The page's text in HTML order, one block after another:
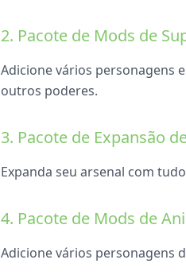
2. Pacote de Mods de
Adicione vários personagens
outros poderes.
3. Pacote de Expansão
Expanda seu arsenal com
4. Pacote de Mods de
Adicione vários personagens